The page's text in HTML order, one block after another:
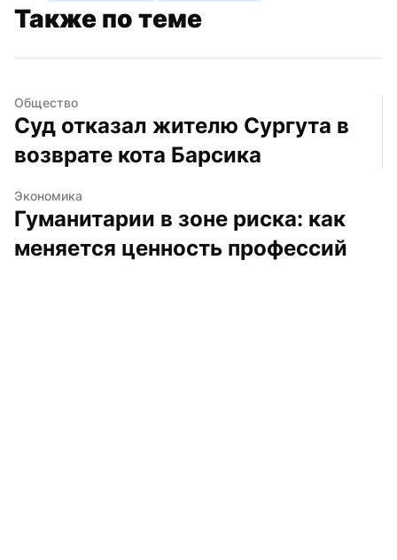
Также по теме
Общество
Суд отказал жителю Сургута в
возврате кота Барсика
Экономика
Гуманитарии в зоне риска: как
меняется ценность профессий